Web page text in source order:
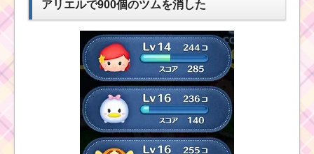
1プレイでドナルドを
120個消した攻略法
黒色のツムでマジカル
ボムを10個消すおすす
めツムはコレ
アリエルで900個のツムを消した